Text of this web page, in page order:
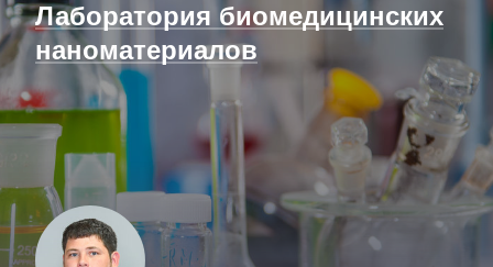
Лаборатория биомедицин­ских
наноматериалов